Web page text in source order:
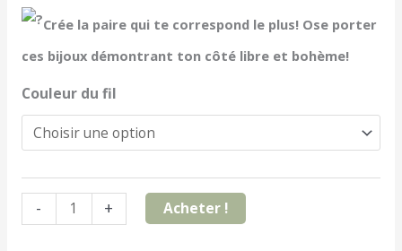
Crée la paire qui te correspond le plus! Ose porter
ces bijoux démontrant ton côté libre et bohème!
Couleur du fil
- + Acheter !